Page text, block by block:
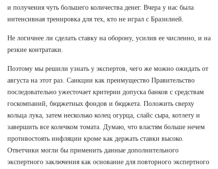
и получения чуть большего количества денег. Вчера у нас была
интенсивная тренировка для тех, кто не играл с Бразилией.
Не логичнее ли сделать ставку на оборону, усилив ее численно, и на
резкие контратаки.
Поэтому мы решили узнать у экспертов, чего же можно ожидать от
августа на этот раз. Санкции как преимущество Правительство
последовательно ужесточает критерии допуска банков с средствам
госкомпаний, бюджетных фондов и бюджета. Положить сверху
кольца лука, затем несколько колец огурца, слайс сыра, котлету и
завершить все колечком томата. Думаю, что властям больше нечем
противостоять инфляции кроме как держать ставки высоко.
Ответчики могли бы применить данные дополнительного
экспертного заключения как основание для повторного экспертного